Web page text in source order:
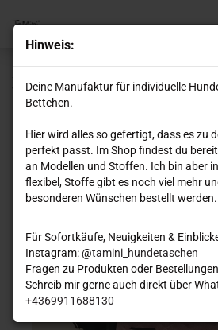
Hinweis:
Deine Manufaktur für individuelle
Bettchen.
Hier wird alles so gefertigt, dass es zu
perfekt passt. Im Shop findest du
an Modellen und Stoffen. Ich bin aber
flexibel, Stoffe gibt es noch viel mehr
besonderen Wünschen bestellt werden.
Für Sofortkäufe, Neuigkeiten &
Instagram: @tamini_hundetaschen
Fragen zu Produkten oder
Schreib mir gerne auch direkt über
+4369911688130
SimpliCity, Pocket Comfort &
Wunschanfertigung